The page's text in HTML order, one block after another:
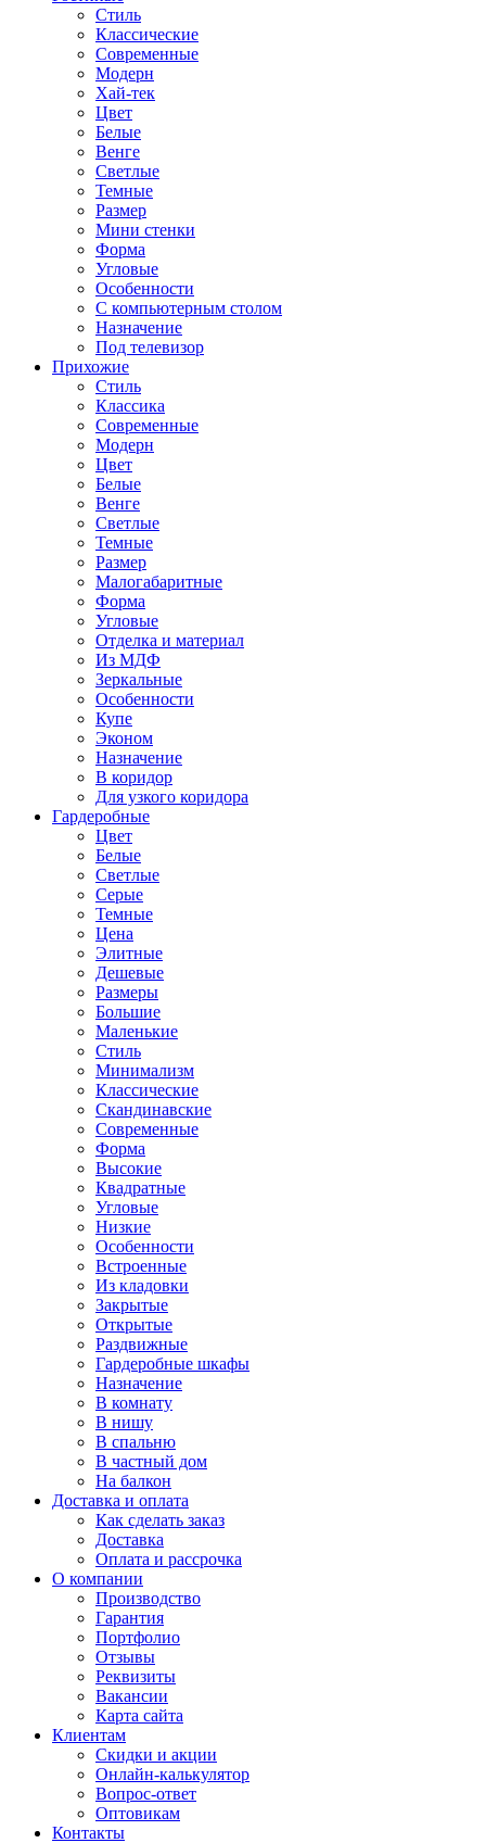
Стиль
Классические
Современные
Модерн
Хай-тек
Цвет
Белые
Венге
Светлые
Темные
Размер
Мини стенки
Форма
Угловые
Особенности
С компьютерным столом
Назначение
Под телевизор
Прихожие
Стиль
Классика
Современные
Модерн
Цвет
Белые
Венге
Светлые
Темные
Размер
Малогабаритные
Форма
Угловые
Отделка и материал
Из МДФ
Зеркальные
Особенности
Купе
Эконом
Назначение
В коридор
Для узкого коридора
Гардеробные
Цвет
Белые
Светлые
Серые
Темные
Цена
Элитные
Дешевые
Размеры
Большие
Маленькие
Стиль
Минимализм
Классические
Скандинавские
Современные
Форма
Высокие
Квадратные
Угловые
Низкие
Особенности
Встроенные
Из кладовки
Закрытые
Открытые
Раздвижные
Гардеробные шкафы
Назначение
В комнату
В нишу
В спальню
В частный дом
На балкон
Доставка и оплата
Как сделать заказ
Доставка
Оплата и рассрочка
О компании
Производство
Гарантия
Портфолио
Отзывы
Реквизиты
Вакансии
Карта сайта
Клиентам
Скидки и акции
Онлайн-калькулятор
Вопрос-ответ
Оптовикам
Контакты